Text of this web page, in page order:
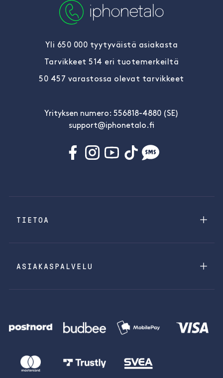
Yli 650 000 tyytyväistä asiakasta
Tarvikkeet 514 eri tuotemerkeiltä
50 457 varastossa olevat tarvikkeet
Yrityksen numero: 556818-4880 (SE)
support@iphonetalo.fi
TIETOA
ASIAKASPALVELU